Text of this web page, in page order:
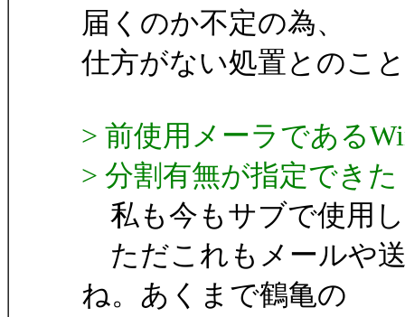
届くのか不定の為、
仕方がない処置とのこ
> 前使用メーラである
> 分割有無が指定できた
私も今もサブで使用
ただこれもメールや
ね。あくまで鶴亀の